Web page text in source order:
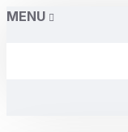
MENU